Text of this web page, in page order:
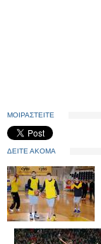
ΜΟΙΡΑΣΤΕΙΤΕ
ΔΕΙΤΕ ΑΚΟΜΑ